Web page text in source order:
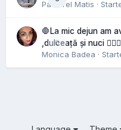
Pastorel Matis ·
0
🛑La mic dejun am
,dulceață și nuci 🤷🏻‍♀️
Monica Badea ·